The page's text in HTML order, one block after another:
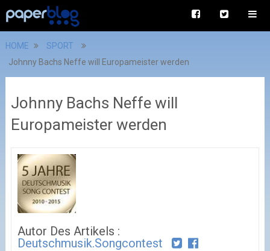
HOME
SPORT
Johnny Bachs Neffe will Europameister werden
Johnny Bachs Neffe will
Europameister werden
Autor Des Artikels :
Deutschmusik.songcontest